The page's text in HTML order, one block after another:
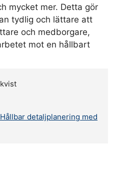
mycket mer. Detta gör
tydlig och lättare att
och medborgare,
mot en hållbart
detaljplanering med